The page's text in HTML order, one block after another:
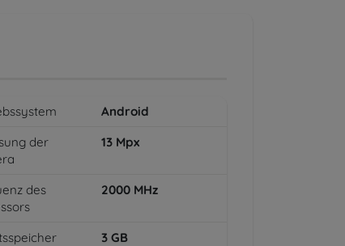
Android
der
13 Mpx
des
2000 MHz
3 GB